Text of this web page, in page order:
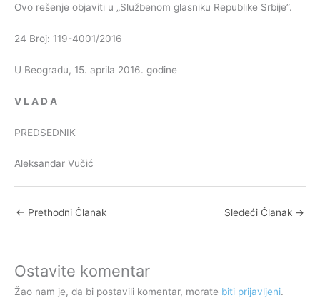
Ovo rešenje objaviti u „Službenom glasniku Republike Srbije”.
24 Broj: 119-4001/2016
U Beogradu, 15. aprila 2016. godine
V L A D A
PREDSEDNIK
Aleksandar Vučić
← Prethodni Članak Sledeći Članak →
Ostavite komentar
Žao nam je, da bi postavili komentar, morate biti prijavljeni.